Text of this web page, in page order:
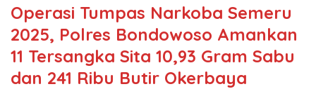
Operasi Tumpas Narkoba Semeru
2025, Polres Bondowoso Amankan
11 Tersangka Sita 10,93 Gram Sabu
dan 241 Ribu Butir Okerbaya